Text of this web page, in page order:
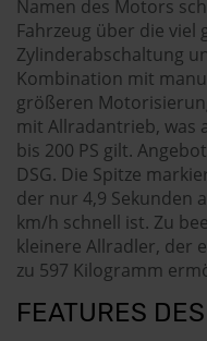
Namen des Motors
Fahrzeug über die viel
Zylinderabschaltung
Kombination mit
größeren
mit Allradantrieb, was
bis 200 PS gilt.
DSG. Die Spitze
der nur 4,9 Sekunden
km/h schnell ist. Zu
kleinere Allradler, der
zu 597 Kilogramm
FEATURES